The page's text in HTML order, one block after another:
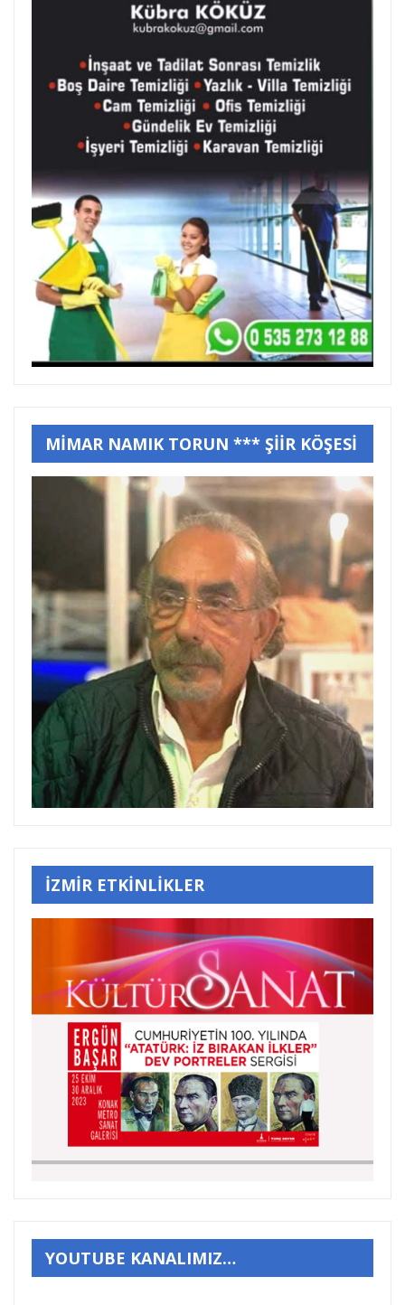
MİMAR NAMIK TORUN *** ŞİİR KÖŞESİ
İZMİR ETKİNLİKLER
YOUTUBE KANALIMIZ…